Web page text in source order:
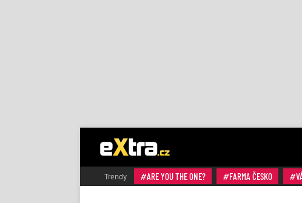
Trendy ARE YOU THE ONE? FARMA ČESKO